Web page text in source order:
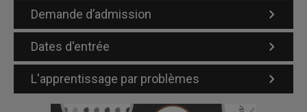
Demande d’admission
Dates d'entrée
L'apprentissage par problèmes